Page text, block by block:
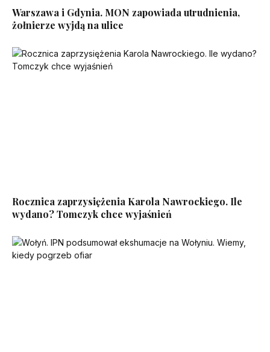
Warszawa i Gdynia. MON zapowiada utrudnienia,
żołnierze wyjdą na ulice
Rocznica zaprzysiężenia Karola Nawrockiego. Ile
wydano? Tomczyk chce wyjaśnień